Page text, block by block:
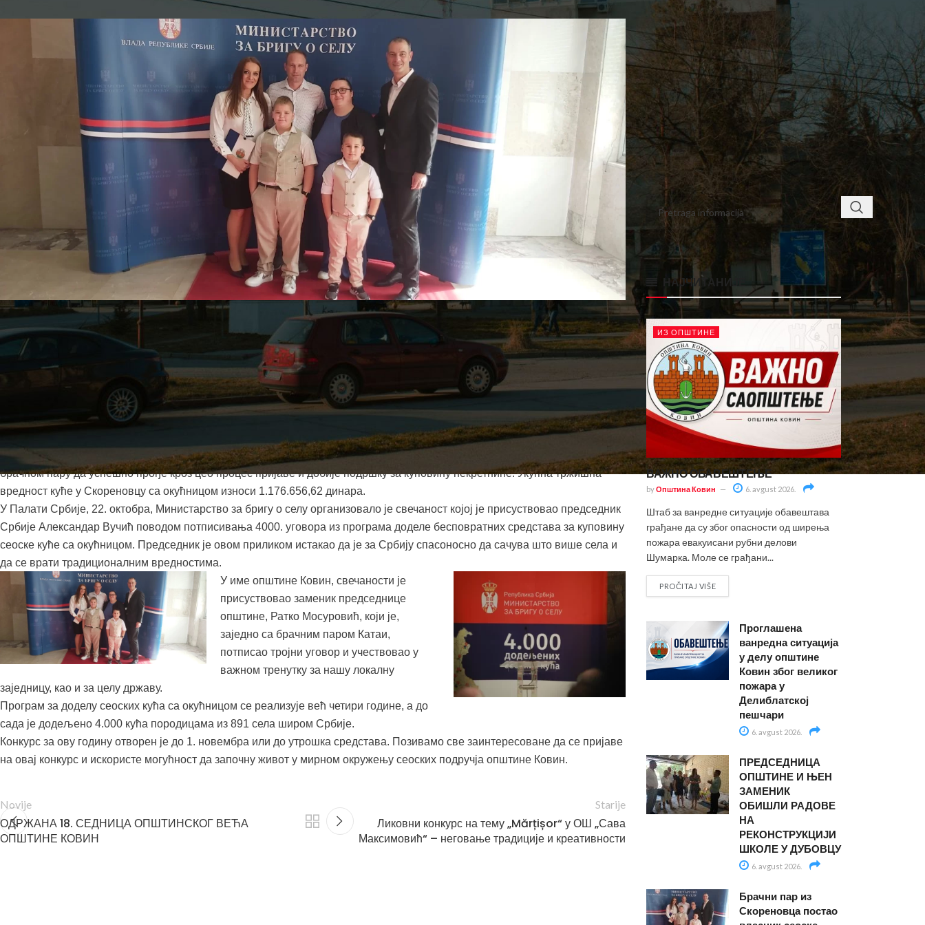
Objavljeno od Општина Ковин On 24. oktobar 2025.
У оквиру програма Министарства за бригу о селу,
брачни пар Сабина и Јожеф Катаи из
Скореновца постали су власници своје прве
сеоске куће. Бесповратна средства добили су по
Јавном конкурсу за доделу бесповратних
средстава за куповину сеоске куће са
окућницом, а ковинска општина, као и Комисија
за реализацију конкурса, активно је помогла
брачном пару да успешно прође кроз цео процес пријаве и добије подршку за куповину некретнине. Укупна тржишна
вредност куће у Скореновцу са окућницом износи 1.176.656,62 динара.
У Палати Србије, 22. октобра, Министарство за бригу о селу организовало је свечаност којој је присуствовао председник
Србије Александар Вучић поводом потписивања 4000. уговора из програма доделе бесповратних средстава за куповину
сеоске куће са окућницом. Председник је овом приликом истакао да је за Србију спасоносно да сачува што више села и
да се врати традиционалним вредностима.
У име општине Ковин, свечаности је
присуствовао заменик председнице
општине, Ратко Мосуровић, који је,
заједно са брачним паром Катаи,
потписао тројни уговор и учествовао у
важном тренутку за нашу локалну
заједницу, као и за целу државу.
Програм за доделу сеоских кућа са окућницом се реализује већ четири године, а до
сада је додељено 4.000 кућа породицама из 891 села широм Србије.
Конкурс за ову годину отворен је до 1. новембра или до утрошка средстава. Позивамо све заинтересоване да се пријаве
на овај конкурс и искористе могућност да започну живот у мирном окружењу сеоских подручја општине Ковин.
Novije
ОДРЖАНА 18. СЕДНИЦА ОПШТИНСКОГ ВЕЋА
ОПШТИНЕ КОВИН
Starije
Ликовни конкурс на тему „Mărțișor“ у ОШ „Сава
Максимовић“ – неговање традиције и креативности
6 8 11
13 14 15 16 17
20 21 22 23 24 25 26
27 28 29 30
31
« sep
nov »
< class="widget-title">ПРОНАЂИТЕ
НАЈЧИТАНИЈЕ
ИЗ ОПШТИНЕ
ВАЖНО ОБАВЕШТЕЊЕ
byОпштина Ковин 6. avgust 2026.
Штаб за ванредне ситуације обавештава
грађане да су због опасности од ширења
пожара евакуисани рубни делови
Шумарка. Моле се грађани...
PROČITAJ VIŠE
Проглашена
ванредна ситуација
у делу општине
Ковин због великог
пожара у
Делиблатској
пешчари
6. avgust 2026.
ПРЕДСЕДНИЦА
ОПШТИНЕ И ЊЕН
ЗАМЕНИК
ОБИШЛИ РАДОВЕ
НА
РЕКОНСТРУКЦИЈИ
ШКОЛЕ У ДУБОВЦУ
6. avgust 2026.
Брачни пар из
Скореновца постао